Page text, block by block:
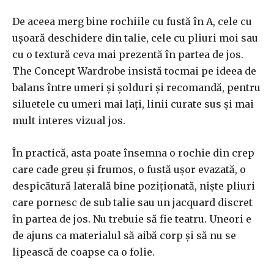
De aceea merg bine rochiile cu fustă în A, cele cu
ușoară deschidere din talie, cele cu pliuri moi sau
cu o textură ceva mai prezentă în partea de jos.
The Concept Wardrobe insistă tocmai pe ideea de
balans între umeri și șolduri și recomandă, pentru
siluetele cu umeri mai lați, linii curate sus și mai
mult interes vizual jos.
În practică, asta poate însemna o rochie din crep
care cade greu și frumos, o fustă ușor evazată, o
despicătură laterală bine poziționată, niște pliuri
care pornesc de sub talie sau un jacquard discret
în partea de jos. Nu trebuie să fie teatru. Uneori e
de ajuns ca materialul să aibă corp și să nu se
lipească de coapse ca o folie.